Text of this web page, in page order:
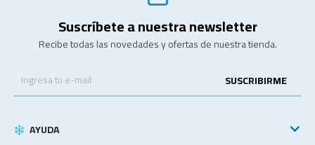
Suscríbete a nuestra newsletter
Recibe todas las novedades y ofertas de nuestra tienda.
SUSCRIBIRME
AYUDA